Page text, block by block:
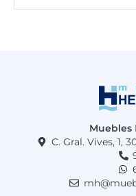
Muebles
C. Gral. Vives, 1,